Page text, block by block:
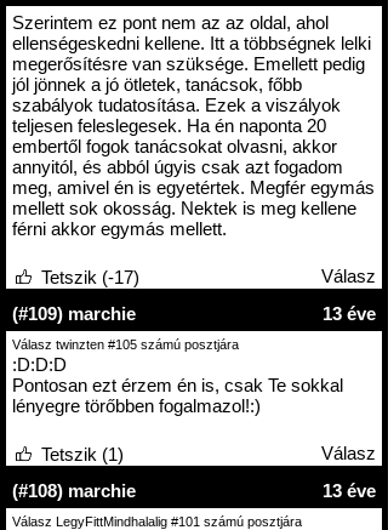
Szerintem ez pont nem az az oldal, ahol
ellenségeskedni kellene. Itt a többségnek lelki
megerősítésre van szüksége. Emellett pedig
jól jönnek a jó ötletek, tanácsok, főbb
szabályok tudatosítása. Ezek a viszályok
teljesen feleslegesek. Ha én naponta 20
embertől fogok tanácsokat olvasni, akkor
annyitól, és abból úgyis csak azt fogadom
meg, amivel én is egyetértek. Megfér egymás
mellett sok okosság. Nektek is meg kellene
férni akkor egymás mellett.
Válasz
Tetszik (-17)
(#109) marchie
13 éve
Válasz twinzten #105 számú posztjára
:D:D:D
Pontosan ezt érzem én is, csak Te sokkal
lényegre törőbben fogalmazol!:)
Válasz
Tetszik (1)
(#108) marchie
13 éve
Válasz LegyFittMindhalalig #101 számú posztjára